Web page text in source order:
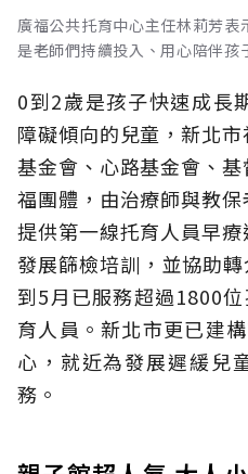
廣福公共托育中心主任林莉芳表
是老師們持續投入、用心陪伴孩
0到2歲是孩子快速成長
障礙傾向的兒童，新北
基金會、心路基金會、
福團體，由治療師與教
提供第一線托育人員早
發展篩檢培訓，並協助
到5月已服務超過1800
育人員。新北市更已建
心，就近為發展遲緩兒
務。